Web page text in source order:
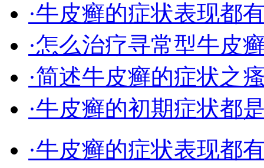
·牛皮癣的症状表现都
·怎么治疗寻常型牛皮
·简述牛皮癣的症状之
·牛皮癣的初期症状都
·牛皮癣的症状表现都